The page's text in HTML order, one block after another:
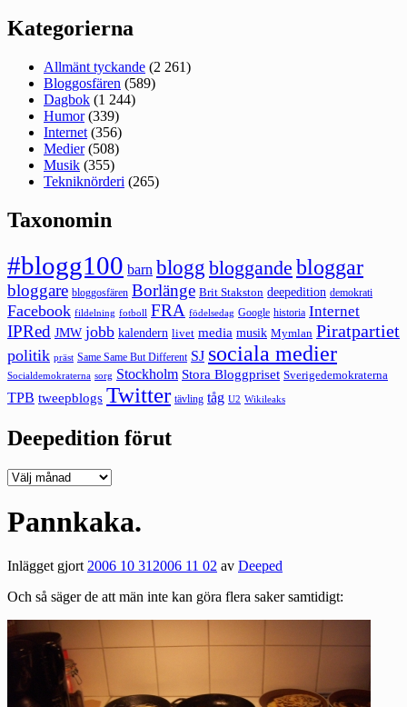
Kategorierna
Allmänt tyckande (2 261)
Bloggosfären (589)
Dagbok (1 244)
Humor(339)
Internet (356)
Medier(508)
Musik (355)
Tekniknörderi (265)
Taxonomin
#blogg100 barn blogg bloggande bloggar
bloggare bloggosfären Borlänge Brit Stakston deepedition demokrati
Facebook fildelning fotboll FRA födelsedag Google historia Internet
IPRed JMW jobb kalendern livet media musik Mymlan Piratpartiet
politik präst Same Same But Different SJ sociala medier
Socialdemokraterna sorg Stockholm Stora Bloggpriset Sverigedemokraterna
TPB tweepblogs Twitter tävling tåg U2 Wikileaks
Deepedition förut
Deepedition
Pannkaka.
Inlägget gjort2006 10 312006 11 02 av Deeped
Och så säger de att män inte kan göra flera saker samtidigt: